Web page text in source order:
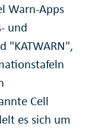
Warn-Apps
und
"KATWARN",
Cell
es sich um